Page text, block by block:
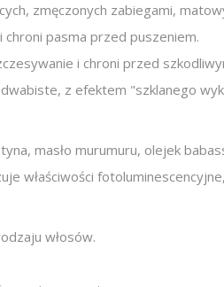
zmęczonych zabiegami,
chroni pasma przed puszeniem.
i chroni przed
z efektem "szklanego
masło murumuru, olejek
właściwości
włosów.